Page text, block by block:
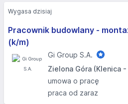
Pracownik budowlany -
(k/m)
Gi Group S.A.
Zielona Góra (Klenica
umowa o pracę
praca od zaraz
Wygasa dzisiaj